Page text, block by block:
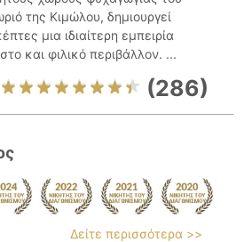
της Κιμώλου, δημιουργεί
μια ιδιαίτερη εμπειρία
και φιλικό περιβάλλον. ...
(286)
Δείτε περισσότερα >>